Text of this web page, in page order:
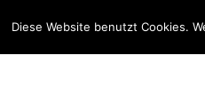
Diese Website benutzt Cookies.